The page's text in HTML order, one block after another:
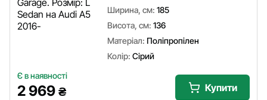
Ширина, см: 185
Висота, см: 136
Матеріал: Поліпропілен
Колір: Сірий
Є в наявності
2 969 ₴ Купити